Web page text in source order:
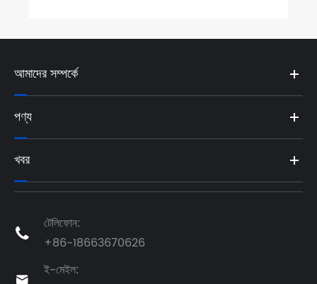
আমাদের সম্পর্কে
পণ্য
খবর

টেলিফোন:
+86-18663670626

ই-মেইল: